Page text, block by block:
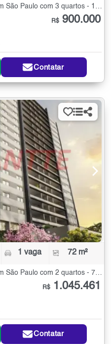
Apartamento à Venda no Jardim São Paulo com 3 quartos - 103 m²
R$ 900.000
Contatar
1 vaga 72 m²
Apartamento à Venda no Jardim São Paulo com 2 quartos - 72 m²
R$ 1.045.461
Contatar